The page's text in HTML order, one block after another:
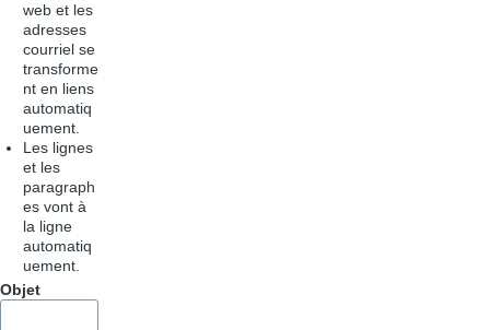
web et les
adresses
courriel se
transforme
nt en liens
automatiq
uement.
Les lignes
et les
paragraph
es vont à
la ligne
automatiq
uement.
Objet